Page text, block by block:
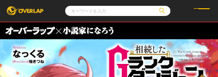
コミック
コミックガルド
コミッククリエ
LiQulle
ラブパルフェ
ライトノベル
文庫
ノベルス
ノベルスf
ロサージュノベルス
その他
コミックエッセイ
通販・NEWS
OVERLAP STORE